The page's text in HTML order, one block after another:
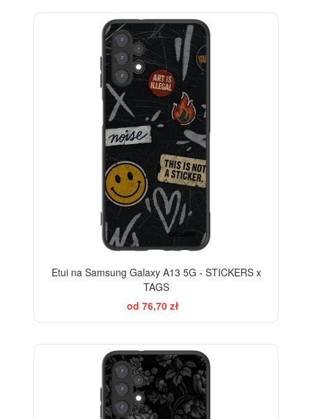
Etui na Samsung Galaxy A13 5G - STICKERS x
TAGS
od 76,70 zł